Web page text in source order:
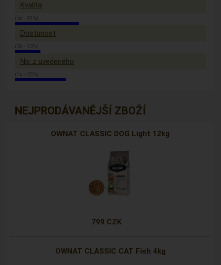
Kvalita
(5x - 31%)
Dostunost
(2x - 13%)
Nic z uvedeného
(4x - 25%)
NEJPRODÁVANĚJŠÍ ZBOŽÍ
OWNAT CLASSIC DOG Light 12kg
799 CZK
OWNAT CLASSIC CAT Fish 4kg